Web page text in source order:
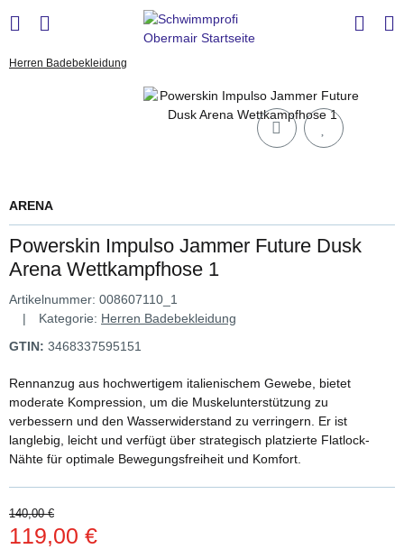
Herren Badebekleidung
ARENA
Powerskin Impulso Jammer Future Dusk
Arena Wettkampfhose 1
Artikelnummer: 008607110_1
Kategorie: Herren Badebekleidung
GTIN: 3468337595151
Rennanzug aus hochwertigem italienischem Gewebe, bietet
moderate Kompression, um die Muskelunterstützung zu
verbessern und den Wasserwiderstand zu verringern. Er ist
langlebig, leicht und verfügt über strategisch platzierte Flatlock-
Nähte für optimale Bewegungsfreiheit und Komfort.
140,00 €
119,00 €